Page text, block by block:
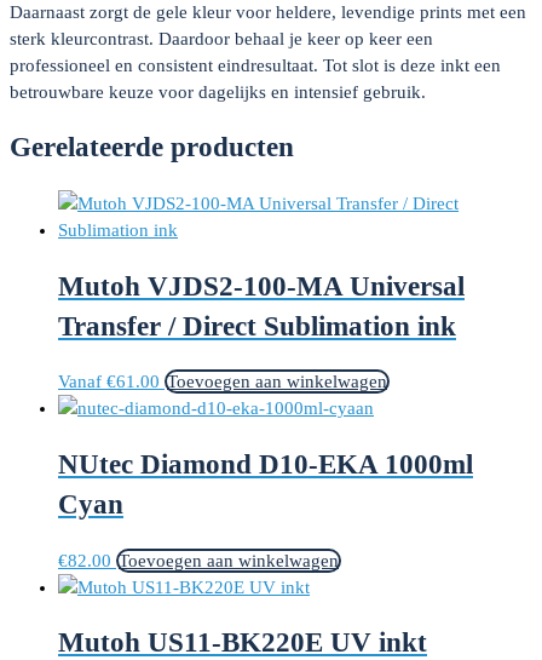
Daarnaast zorgt de gele kleur voor heldere, levendige prints met een
sterk kleurcontrast. Daardoor behaal je keer op keer een
professioneel en consistent eindresultaat. Tot slot is deze inkt een
betrouwbare keuze voor dagelijks en intensief gebruik.
Gerelateerde producten
Mutoh VJDS2-100-MA Universal
Transfer / Direct Sublimation ink
Vanaf €61.00 Toevoegen aan winkelwagen
NUtec Diamond D10-EKA 1000ml
Cyan
€82.00 Toevoegen aan winkelwagen
Mutoh US11-BK220E UV inkt